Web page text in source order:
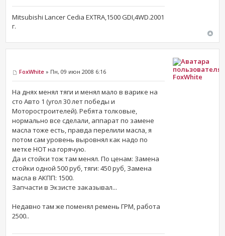
Mitsubishi Lancer Cedia EXTRA,1500 GDI,4WD.2001
г.
FoxWhite » Пн, 09 июн 2008 6:16
На днях менял тяги и менял мало в варике на
сто Авто 1 (угол 30 лет победы и
Моторостроителей). Ребята толковые,
нормально все сделали, аппарат по замене
масла тоже есть, правда перелили масла, я
потом сам уровень выровнял как надо по
метке HOT на горячую.
Да и стойки тож там менял. По ценам: Замена
стойки одной 500 руб, тяги: 450 руб, Замена
масла в АКПП: 1500.
Запчасти в Экзисте заказывал...
Недавно там же поменял ремень ГРМ, работа
2500..
FoxWhite